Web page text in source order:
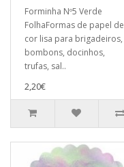
Forminha Nº5 Verde
FolhaFormas de papel de
cor lisa para brigadeiros,
bombons, docinhos,
trufas, sal..
2,20€